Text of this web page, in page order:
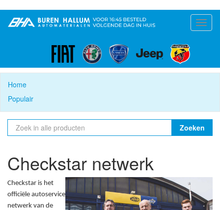
Home
Populair
Zoeken
Checkstar netwerk
Checkstar is het
officiële autoservice
netwerk van de